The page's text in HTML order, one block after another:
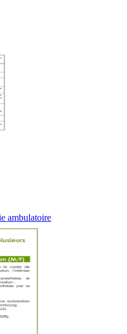
ambulatoire